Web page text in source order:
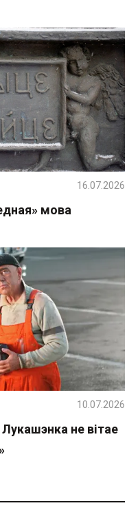
мова
16.07.2026
не вітае
10.07.2026